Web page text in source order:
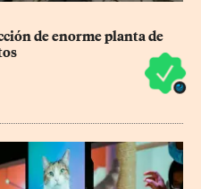
de enorme planta de